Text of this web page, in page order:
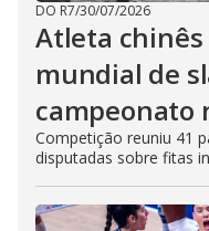
DO R7/30/07/2026
Atleta
mundial de
campeonato
Competição reuniu 41
disputadas sobre fitas